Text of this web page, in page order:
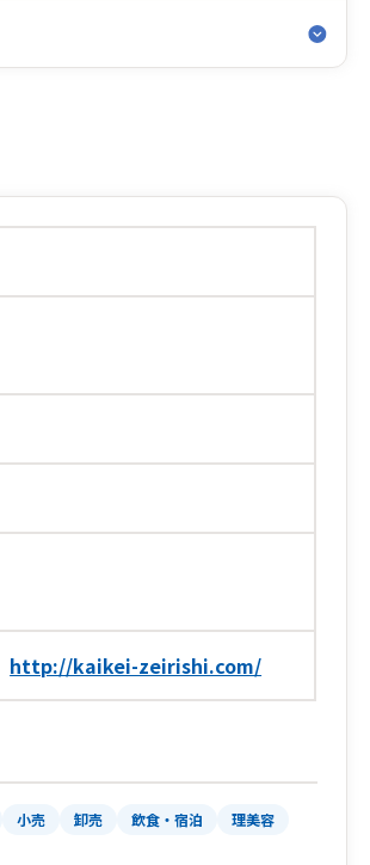
http://kaikei-zeirishi.com/
小売 卸売 飲食・宿泊
理美容